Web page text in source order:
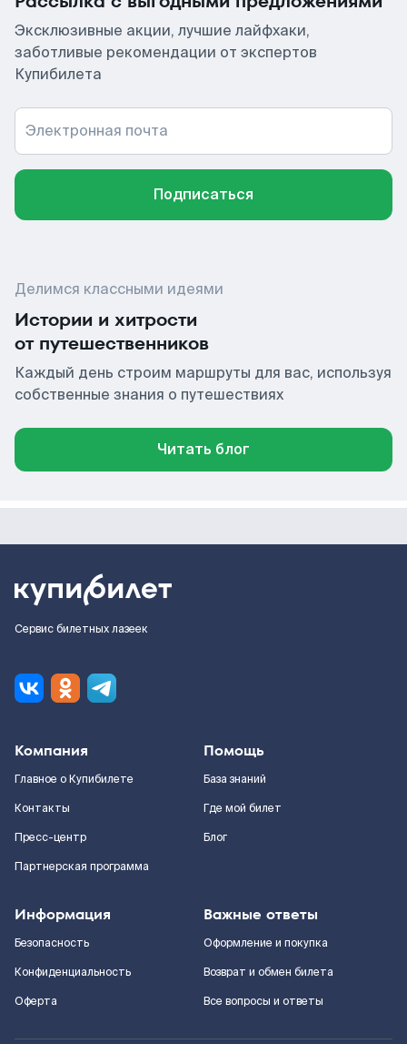
Эксклюзивные акции, лучшие лайфхаки,
заботливые рекомендации от экспертов
Купибилета
Электронная почта
Подписаться
Делимся классными идеями
Истории и хитрости
от путешественников
Каждый день строим маршруты для вас, используя
собственные знания о путешествиях
Читать блог
Сервис билетных лазеек
Компания
Главное о Купибилете
Контакты
Пресс-центр
Партнерская программа
Помощь
База знаний
Где мой билет
Блог
Информация
Безопасность
Конфиденциальность
Оферта
Важные ответы
Оформление и покупка
Возврат и обмен билета
Все вопросы и ответы